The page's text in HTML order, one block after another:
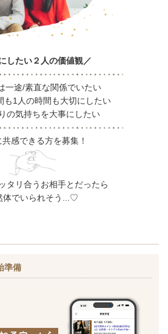
したい２人の価値観／
一途/素直な関係でいたい
1人の時間も大切にしたい
の気持ちを大事にしたい
共感できる方を募集！
タリ合うお相手とだったら
体でいられそう...♡​​​​​
準備